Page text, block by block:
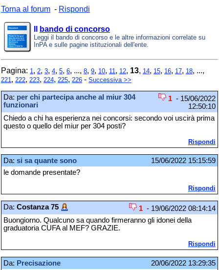
Torna al forum - Rispondi
bando di concorso
Leggi il bando di concorso e le altre informazioni correlate su
InPA e sulle pagine istituzionali dell'ente.
Pagina: 1, 2, 3, 4, 5, 6, ..., 8, 9, 10, 11, 12, 13, 14, 15, 16, 17, 18, ...,
221, 222, 223, 224, 225, 226 - Successiva >>
Da: per chi partecipa anche al miur 304
funzionari
1 - 15/06/2022
12:50:10
Chiedo a chi ha esperienza nei concorsi: secondo voi uscirà prima
questo o quello del miur per 304 posti?
Rispondi
Da: si sa quante sono
15/06/2022 15:15:59
le domande presentate?
Rispondi
Da: Costanza 75 1 - 19/06/2022 08:14:14
Buongiorno. Qualcuno sa quando firmeranno gli idonei della
graduatoria CUFA al MEF? GRAZIE.
Rispondi
Da: Precisazione
20/06/2022 13:29:35